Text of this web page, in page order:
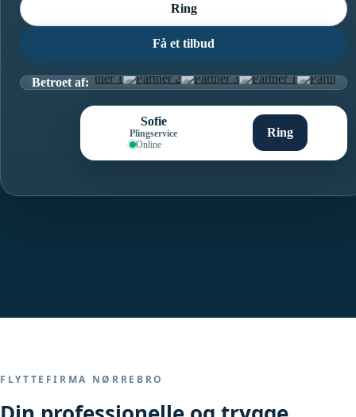
Ring
Få et tilbud
Betroet af:
Sofie
Plingservice
Online
Ring
FLYTTEFIRMA NØRREBRO